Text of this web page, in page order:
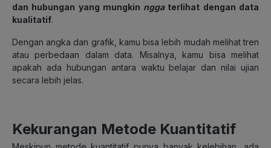
dan hubungan yang mungkin nggaterlihat dengan data
kualitatif.
Dengan angka dan grafik, kamu bisa lebih mudah melihat tren
atau perbedaan dalam data. Misalnya, kamu bisa melihat
apakah ada hubungan antara waktu belajar dan nilai ujian
secara lebih jelas.
Kekurangan Metode Kuantitatif